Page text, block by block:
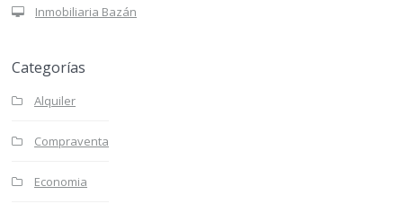
Inmobiliaria Bazán
Categorías
Alquiler
Compraventa
Economia